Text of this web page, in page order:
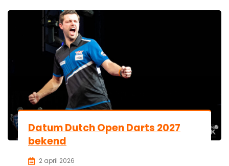
Datum Dutch Open Darts 2027
bekend
2 april 2026